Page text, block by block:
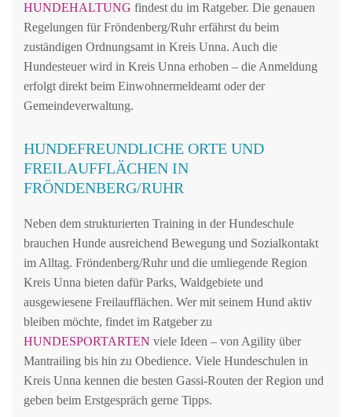
HUNDEHALTUNG findest du im Ratgeber. Die genauen
Regelungen für Fröndenberg/Ruhr erfährst du beim
zuständigen Ordnungsamt in Kreis Unna. Auch die
Hundesteuer wird in Kreis Unna erhoben – die Anmeldung
erfolgt direkt beim Einwohnermeldeamt oder der
Gemeindeverwaltung.
HUNDEFREUNDLICHE ORTE UND
FREILAUFFLÄCHEN IN
FRÖNDENBERG/RUHR
Neben dem strukturierten Training in der Hundeschule
brauchen Hunde ausreichend Bewegung und Sozialkontakt
im Alltag. Fröndenberg/Ruhr und die umliegende Region
Kreis Unna bieten dafür Parks, Waldgebiete und
ausgewiesene Freilaufflächen. Wer mit seinem Hund aktiv
bleiben möchte, findet im Ratgeber zu
HUNDESPORTARTEN viele Ideen – von Agility über
Mantrailing bis hin zu Obedience. Viele Hundeschulen in
Kreis Unna kennen die besten Gassi-Routen der Region und
geben beim Erstgespräch gerne Tipps.